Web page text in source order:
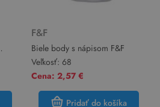
F&F
Biele body s nápisom F&F
Veľkosť: 68
Cena: 2,57 €
Pridať do košíka